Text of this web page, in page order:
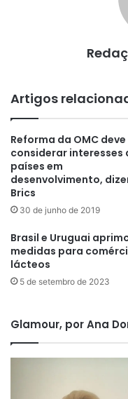
Artigos
Reforma da OMC deve
considerar interesses
países em
desenvolvimento,
Brics
30 de junho de 2019
Brasil e Uruguai
medidas para
lácteos
5 de setembro de 2023
Glamour, por Ana